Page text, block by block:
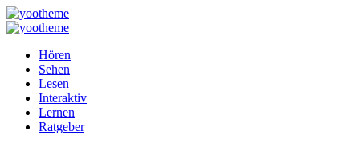
Hören
Sehen
Lesen
Interaktiv
Lernen
Ratgeber